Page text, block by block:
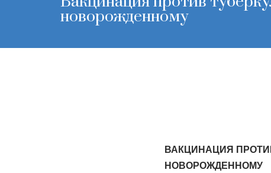
новорожденному
ВАКЦИНАЦИЯ
НОВОРОЖДЕННОМУ